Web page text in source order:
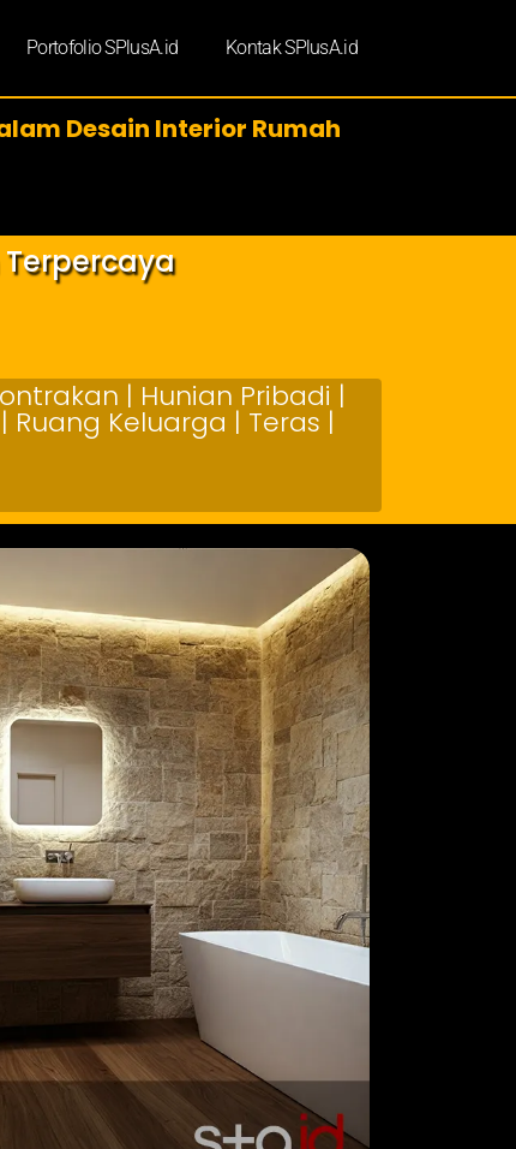
Portofolio SPlusA.id Kontak SPlusA.id
Desain Interior Rumah
| Hunian Pribadi |
Keluarga | Teras |